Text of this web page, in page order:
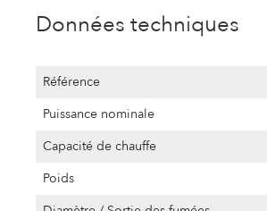
Données techniques
Référence
Puissance nominale
Capacité de chauffe
Poids